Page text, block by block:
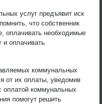
услуг предъявит иск
что собственник
оплачивать необходимые
и оплачивать
коммунальных
от их оплаты, уведомив
оплатой коммунальных
помогут решить